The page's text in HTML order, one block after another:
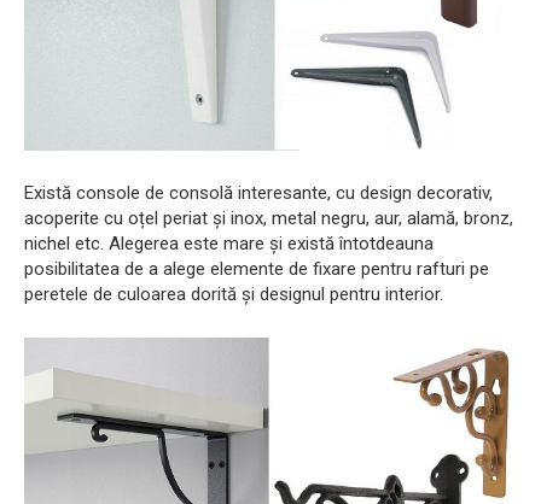
Există console de consolă interesante, cu design decorativ,
acoperite cu oțel periat și inox, metal negru, aur, alamă, bronz,
nichel etc. Alegerea este mare și există întotdeauna
posibilitatea de a alege elemente de fixare pentru rafturi pe
peretele de culoarea dorită și designul pentru interior.